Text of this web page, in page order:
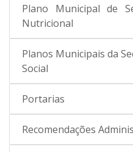
Plano Municipal de
Nutricional
Planos Municipais da
Social
Portarias
Recomendações